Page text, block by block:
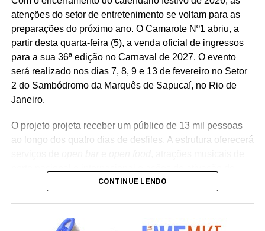
peças deOut of Home(OOH) e ações com
influenciadores digitais, reforçando o posicionamento do
banco na transformação digital do setor financeiro.
atenções do setor de entretenimento se voltam para as
preparações do próximo ano. O Camarote Nº1 abriu, a
partir desta quarta-feira (5), a venda oficial de ingressos
para a sua 36ª edição no Carnaval de 2027. O evento
será realizado nos dias 7, 8, 9 e 13 de fevereiro no Setor
2 do Sambódromo da Marquês de Sapucaí, no Rio de
Janeiro.
O projeto projeta receber um público de 13 mil pessoas
ao longo dos quatro dias de desfiles. A estrutura oferecerá
marcas parceiras. “O Camarote Nº1 é um projeto que faz
uma experiência personalizada que nasce dolifestyle
CONTINUE LENDO